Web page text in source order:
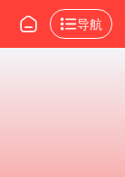
导航